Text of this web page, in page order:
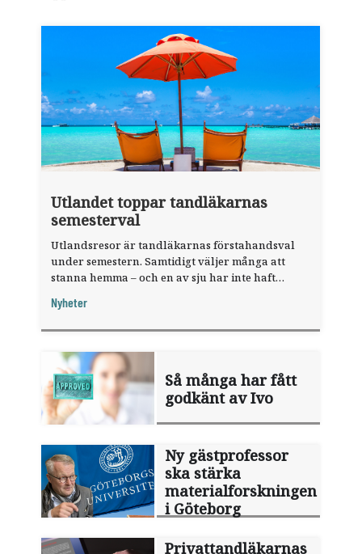
Utlandet toppar tandläkarnas
semesterval
Utlandsresor är tandläkarnas förstahandsval
under semestern. Samtidigt väljer många att
stanna hemma – och en av sju har inte haft
fråga".
Nyheter
Så många har fått
godkänt av Ivo
Ny gästprofessor
ska stärka
materialforskningen
i Göteborg
Privattandläkarnas